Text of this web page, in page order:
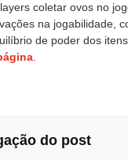
coletar ovos no
na jogabilidade,
de poder dos
do post